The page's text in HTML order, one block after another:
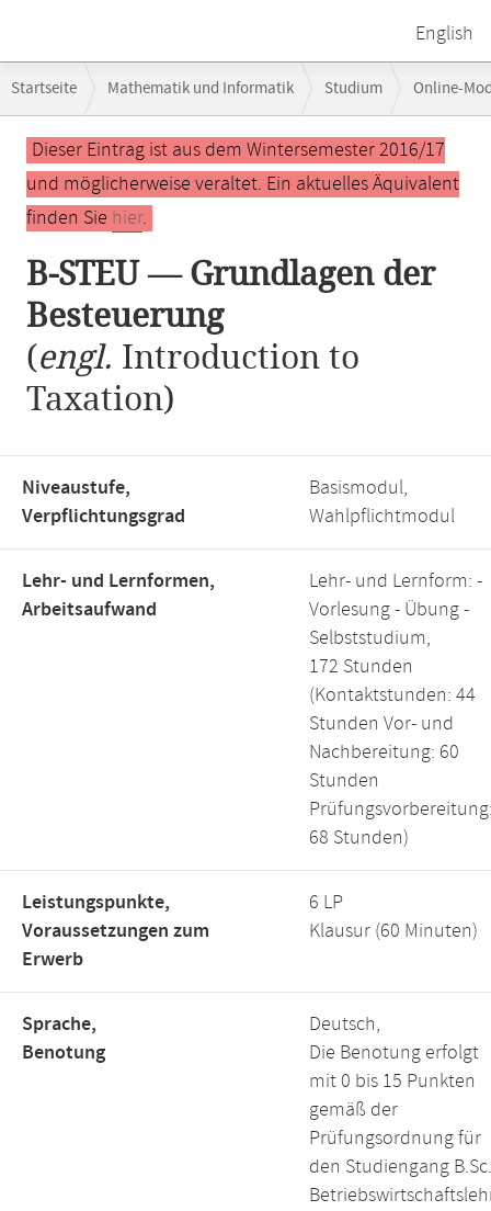
English
Navigation
Startseite Mathematik und Informatik Studium Online-
B-STEU — Grundlagen der Besteuerung
Hauptinhalt
Dieser Eintrag ist aus dem Wintersemester 2016/17
und möglicherweise veraltet. Ein aktuelles Äquivalent
finden Sie hier.
B-STEU — Grundlagen der
Besteuerung
(engl. Introduction to
Taxation)
Niveaustufe,
Verpflichtungsgrad
Basismodul,
Wahlpflichtmodul
Lehr- und Lernformen,
Arbeitsaufwand
Lehr- und Lernform: -
Vorlesung - Übung -
Selbststudium,
172 Stunden
(Kontaktstunden: 44
Stunden Vor- und
Nachbereitung: 60
Stunden
68 Stunden)
Leistungspunkte,
Voraussetzungen zum
Erwerb
6 LP
Klausur (60 Minuten)
Sprache,
Benotung
Deutsch,
Die Benotung erfolgt
mit 0 bis 15 Punkten
gemäß der
Prüfungsordnung für
den Studiengang B.Sc.